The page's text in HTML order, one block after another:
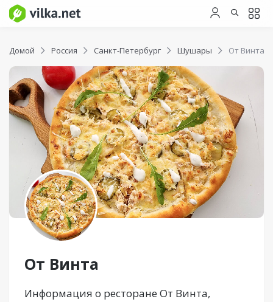
Домой Россия Санкт-Петербург Шушары От Винта
От Винта
Информация о ресторане От Винта,